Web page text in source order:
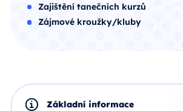
Zajištění tanečních kurzů
Zájmové kroužky/kluby
Základní informace